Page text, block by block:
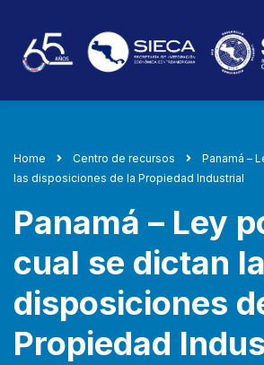
Home Centro de recursos
Panamá –
las disposiciones de la Propiedad Industrial
Panamá – Ley
cual se dictan
disposiciones
Propiedad